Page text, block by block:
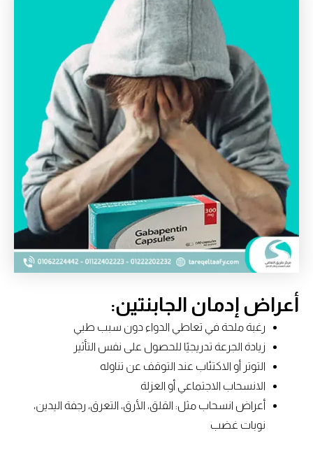
أعراض إدمان الجابنتين:
رغبة ملحة في تعاطي الدواء دون سبب طبي
زيادة الجرعة تدريجيًا للحصول على نفس التأثير
التوتر أو الاكتئاب عند التوقف عن تناوله
الانسحاب الاجتماعي أو العزلة
أعراض انسحاب مثل: القلق، الأرق، التعرق، رجفة اليدين،
نوبات غضب